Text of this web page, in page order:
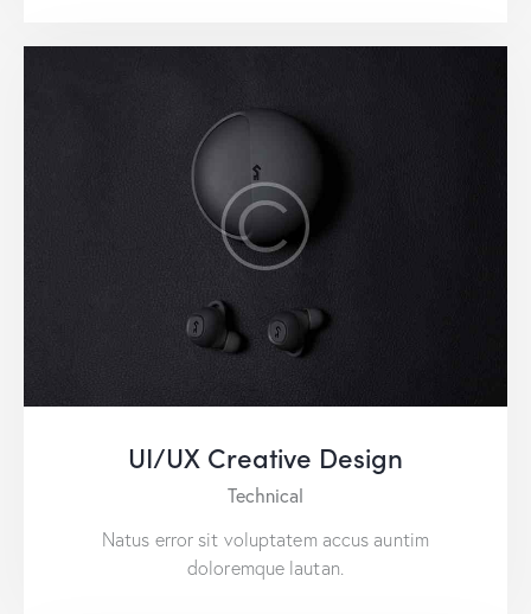
UI/UX Creative Design
Technical
Natus error sit voluptatem accus auntim
doloremque lautan.